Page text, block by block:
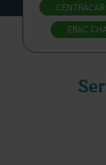
CENTRACAR
EBAC